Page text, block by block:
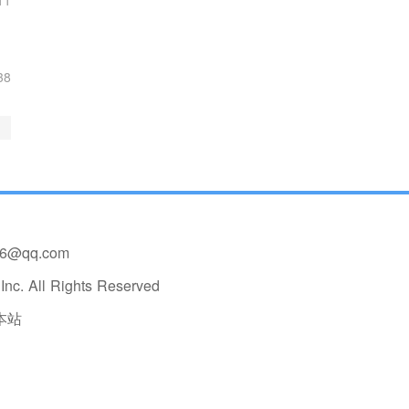
All Rights Reserved
站